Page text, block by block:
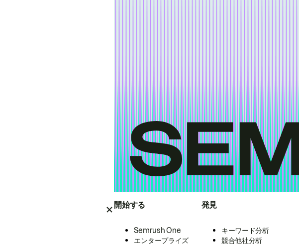
開始する
Semrush One
エンタープライズ
発見
キーワード分析
競合他社分析